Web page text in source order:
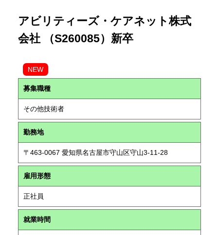
アビリティーズ・ケアネット株式
会社 （S260085）新卒
NEW
募集職種
その他技術者
勤務地
〒463-0067 愛知県名古屋市守山区守山3-11-28
雇用形態
正社員
就業時間